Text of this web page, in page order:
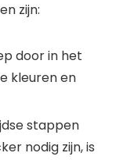
zijn:
door in het
kleuren en
stappen
nodig zijn, is